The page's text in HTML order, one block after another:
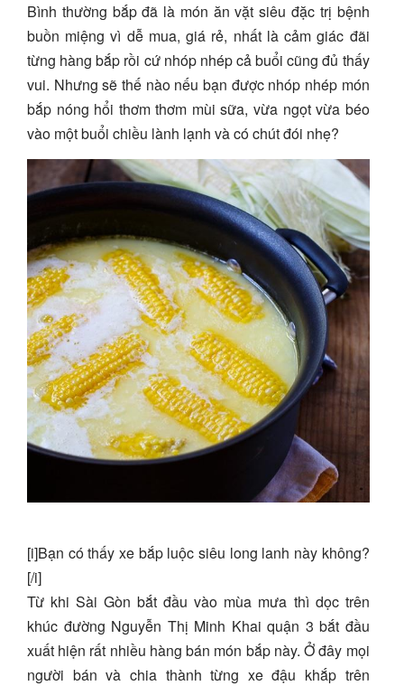
Bình thường bắp đã là món ăn vặt siêu đặc trị bệnh
buồn miệng vì dễ mua, giá rẻ, nhất là cảm giác đãi
từng hàng bắp rồi cứ nhóp nhép cả buổi cũng đủ thấy
vui. Nhưng sẽ thế nào nếu bạn được nhóp nhép món
bắp nóng hổi thơm thơm mùi sữa, vừa ngọt vừa béo
vào một buổi chiều lành lạnh và có chút đói nhẹ?
[i]Bạn có thấy xe bắp luộc siêu long lanh này không?
[/i]
Từ khi Sài Gòn bắt đầu vào mùa mưa thì dọc trên
khúc đường Nguyễn Thị Minh Khai quận 3 bắt đầu
xuất hiện rất nhiều hàng bán món bắp này. Ở đây mọi
người bán và chia thành từng xe đậu khắp trên